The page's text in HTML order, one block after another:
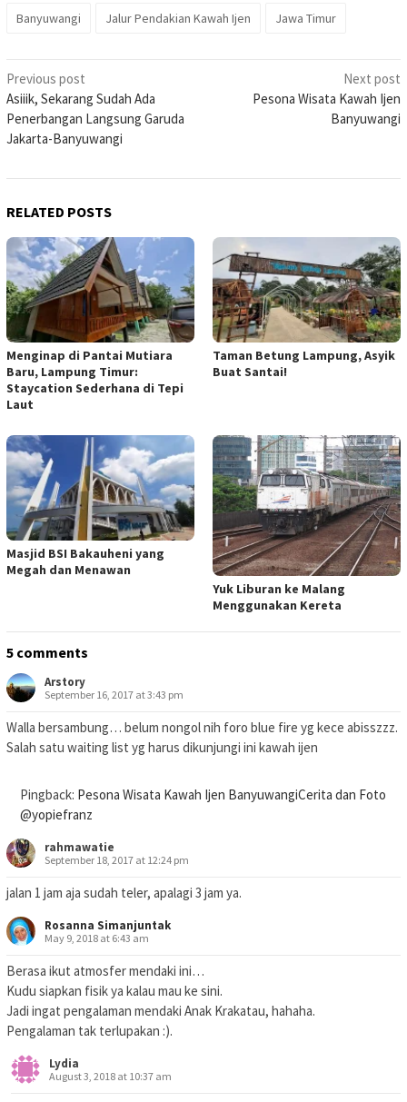
Banyuwangi Jalur Pendakian Kawah Ijen Jawa Timur
Post
navigation
Previous post
Asiiik, Sekarang Sudah Ada
Penerbangan Langsung Garuda
Jakarta-Banyuwangi
Next post
Pesona Wisata Kawah Ijen
Banyuwangi
RELATED POSTS
Menginap di Pantai Mutiara
Baru, Lampung Timur:
Staycation Sederhana di Tepi
Laut
Taman Betung Lampung, Asyik
Buat Santai!
Masjid BSI Bakauheni yang
Megah dan Menawan
Yuk Liburan ke Malang
Menggunakan Kereta
5 comments
Arstory
September 16, 2017 at 3:43 pm
Walla bersambung… belum nongol nih foro blue fire yg kece abisszzz.
Salah satu waiting list yg harus dikunjungi ini kawah ijen
Pingback: Pesona Wisata Kawah Ijen BanyuwangiCerita dan Foto
@yopiefranz
rahmawatie
September 18, 2017 at 12:24 pm
jalan 1 jam aja sudah teler, apalagi 3 jam ya.
Rosanna Simanjuntak
May 9, 2018 at 6:43 am
Berasa ikut atmosfer mendaki ini…
Kudu siapkan fisik ya kalau mau ke sini.
Jadi ingat pengalaman mendaki Anak Krakatau, hahaha.
Pengalaman tak terlupakan :).
Lydia
August 3, 2018 at 10:37 am